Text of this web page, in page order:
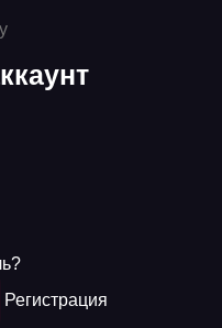
Регистрация